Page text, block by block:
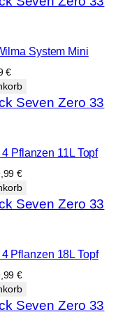
System Mini
€
€Aktueller
Preis
ist:
1,59 €.
Pflanzen 11L Topf
€
€Aktueller
Preis
ist:
159,99 €.
Pflanzen 18L Topf
€
€Aktueller
Preis
ist:
159,99 €.